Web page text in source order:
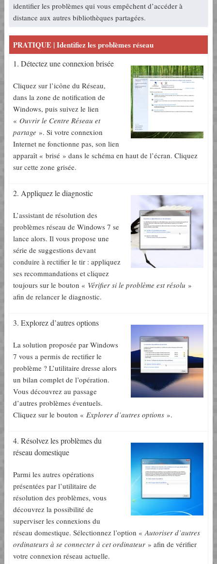
identifier les problèmes qui vous empêchent d’accéder à
distance aux autres bibliothèques partagées.
PRATIQUE | Identifiez les problèmes réseau
1. Détectez une connexion brisée
Cliquez sur l’icône du Réseau,
dans la zone de notification de
Windows, puis suivez le lien
« Ouvrir le Centre Réseau et
partage ». Si votre connexion
Internet ne fonctionne pas, son lien
apparaît « brisé » dans le schéma en haut de l’écran. Cliquez
sur cette zone grisée.
2. Appliquez le diagnostic
L’assistant de résolution des
problèmes réseau de Windows 7 se
lance alors. Il vous propose une
série de suggestions devant
conduire à rectifier le tir : appliquez
ses recommandations et cliquez
toujours sur le bouton « Vérifier si le problème est résolu »
afin de relancer le diagnostic.
3. Explorez d’autres options
La solution proposée par Windows
7 vous a permis de rectifier le
problème ? L’utilitaire dresse alors
un bilan complet de l’opération.
Vous découvrez au passage
d’autres problèmes éventuels.
Cliquez sur le bouton « Explorer d’autres options».
4. Résolvez les problèmes du
réseau domestique
Parmi les autres opérations
présentées par l’utilitaire de
résolution des problèmes, vous
découvrez la possibilité de
superviser les connexions du
réseau domestique. Sélectionnez l’option «Autoriser d’autres
ordinateurs à se connecter à cet ordinateur» afin de vérifier
votre connexion réseau actuelle.